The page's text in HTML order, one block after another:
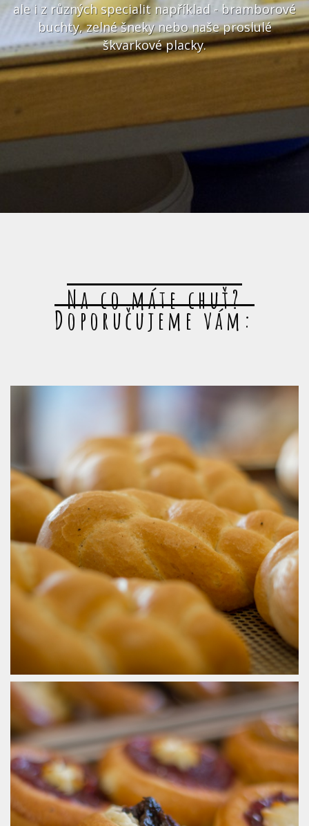
ale i z různých specialit například - bramborové
buchty, zelné šneky nebo naše proslulé
škvarkové placky.
Na co máte chuť?
Doporučujeme vám: